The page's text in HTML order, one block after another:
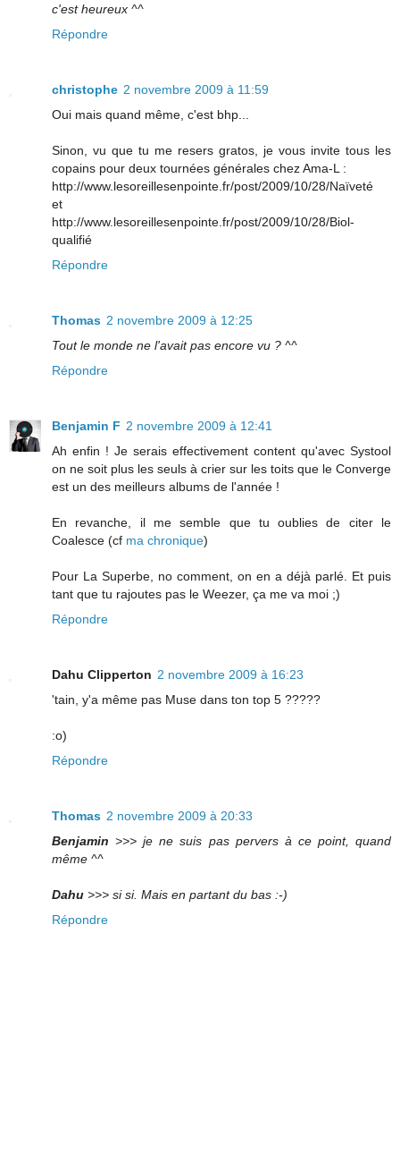
c'est heureux ^^
Répondre
christophe 2 novembre 2009 à 11:59
Oui mais quand même, c'est bhp...
Sinon, vu que tu me resers gratos, je vous invite tous les
copains pour deux tournées générales chez Ama-L :
http://www.lesoreillesenpointe.fr/post/2009/10/28/Naïveté
et
http://www.lesoreillesenpointe.fr/post/2009/10/28/Biol-
qualifié
Répondre
Thomas 2 novembre 2009 à 12:25
Tout le monde ne l'avait pas encore vu ? ^^
Répondre
Benjamin F 2 novembre 2009 à 12:41
Ah enfin ! Je serais effectivement content qu'avec Systool
on ne soit plus les seuls à crier sur les toits que le Converge
est un des meilleurs albums de l'année !
En revanche, il me semble que tu oublies de citer le
Coalesce (cf ma chronique)
Pour La Superbe, no comment, on en a déjà parlé. Et puis
tant que tu rajoutes pas le Weezer, ça me va moi ;)
Répondre
Dahu Clipperton 2 novembre 2009 à 16:23
'tain, y'a même pas Muse dans ton top 5 ?????
:o)
Répondre
Thomas 2 novembre 2009 à 20:33
Benjamin>>> je ne suis pas pervers à ce point, quand
même ^^
Dahu >>> si si. Mais en partant du bas :-)
Répondre